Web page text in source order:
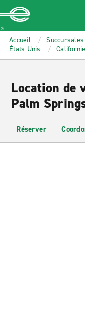
MAIN
CONTENT
Enterprise
Accueil
États-Unis
Californie
Location de
Palm
Réserver